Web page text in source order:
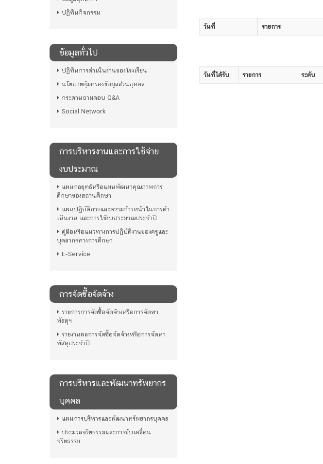
ปฏิทินกิจกรรม
ข้อมูลทั่วไป
ปฏิทินการดำเนินงานของโรงเรียน
นโยบายคุ้มครองข้อมูลส่วนบุคคล
กระดานถามตอบ Q&A
Social Network
การบริหารงานและการใช้จ่าย
งบประมาณ
แผนกลยุทธ์หรือแผนพัฒนาคุณภาพการ
ศึกษาของสถานศึกษา
แผนปฏิบัติการและความก้าวหน้าในการดํา
เนินงาน และการใช้งบประมาณประจําปี
คู่มือหรือแนวทางการปฏิบัติงานของครูและ
บุคลากรทางการศึกษา
E-Service
การจัดซื้อจัดจ้าง
รายการการจัดซื้อจัดจ้างหรือการจัดหา
พัสดุฯ
รายงานผลการจัดซื้อจัดจ้างหรือการจัดหา
พัสดุประจำปี
การบริหารและพัฒนาทรัพยากร
บุคคล
แผนการบริหารและพัฒนาทรัพยากรบุคคล
ประมวลจริยธรรมและการขับเคลื่อน
จริยธรรม
วันที่ รายการ
วันที่ได้รับ รายการ ระดับ